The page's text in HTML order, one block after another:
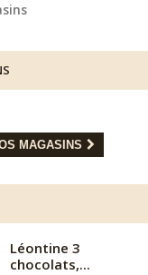
MAGASINS
Léontine 3
chocolats,...